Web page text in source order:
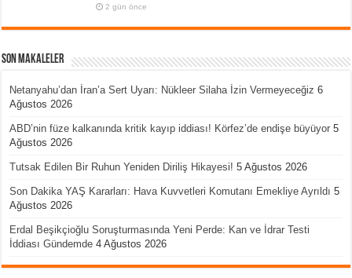
2 gün önce
Son Makaleler
Netanyahu’dan İran’a Sert Uyarı: Nükleer Silaha İzin Vermeyeceğiz 6
Ağustos 2026
ABD’nin füze kalkanında kritik kayıp iddiası! Körfez’de endişe büyüyor 5
Ağustos 2026
Tutsak Edilen Bir Ruhun Yeniden Diriliş Hikayesi! 5 Ağustos 2026
Son Dakika YAŞ Kararları: Hava Kuvvetleri Komutanı Emekliye Ayrıldı 5
Ağustos 2026
Erdal Beşikçioğlu Soruşturmasında Yeni Perde: Kan ve İdrar Testi
İddiası Gündemde 4 Ağustos 2026